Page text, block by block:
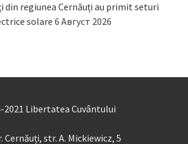
din regiunea Cernăuți au primit seturi
solare 6 Август 2026
Libertatea Cuvântului
Cernăuți, str. A. Mickiewicz, 5